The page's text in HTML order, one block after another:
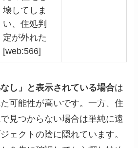
壊してしま
い、住処判
定が外れた
[web:566]
し」と表示されている場合は
可能性が高いです。一方、住
見つからない場合は単純に遠
ェクトの陰に隠れています。